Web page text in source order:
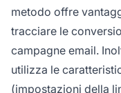
metodo offre
tracciare le
campagne email.
utilizza le
(impostazioni della